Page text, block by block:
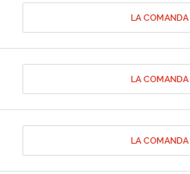
LA COMANDA
LA COMANDA
LA COMANDA